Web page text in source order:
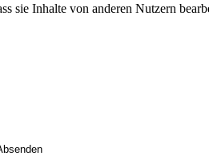
sie Inhalte von anderen Nutzern